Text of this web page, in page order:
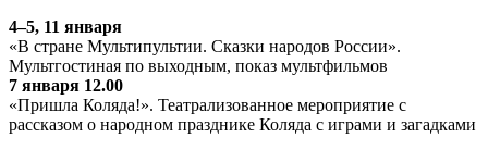
4–5, 11 января
«В стране Мультипультии. Сказки народов России».
Мультгостиная по выходным, показ мультфильмов
7 января 12.00
«Пришла Коляда!». Театрализованное мероприятие с
рассказом о народном празднике Коляда с играми и загадками